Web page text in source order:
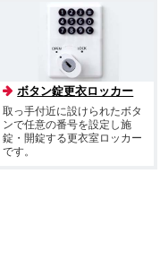
ボタン錠更衣ロッカー
取っ手付近に設けられたボタ
ンで任意の番号を設定し施
錠・開錠する更衣室ロッカー
です。